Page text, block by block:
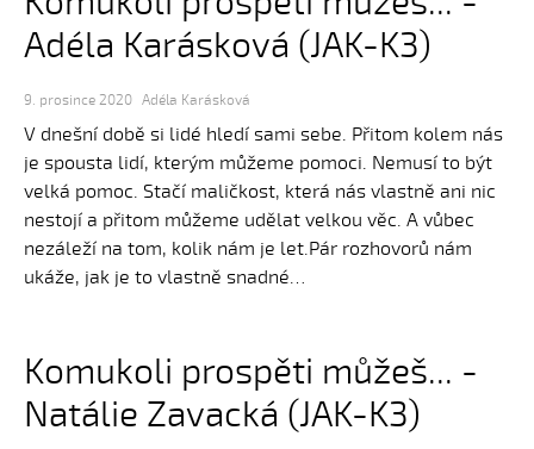
Adéla Karásková (JAK-K3)
9. prosince 2020 Adéla Karásková
V dnešní době si lidé hledí sami sebe. Přitom kolem nás
je spousta lidí, kterým můžeme pomoci. Nemusí to být
velká pomoc. Stačí maličkost, která nás vlastně ani nic
nestojí a přitom můžeme udělat velkou věc. A vůbec
nezáleží na tom, kolik nám je let.Pár rozhovorů nám
ukáže, jak je to vlastně snadné…
Komukoli prospěti můžeš... -
Natálie Zavacká (JAK-K3)